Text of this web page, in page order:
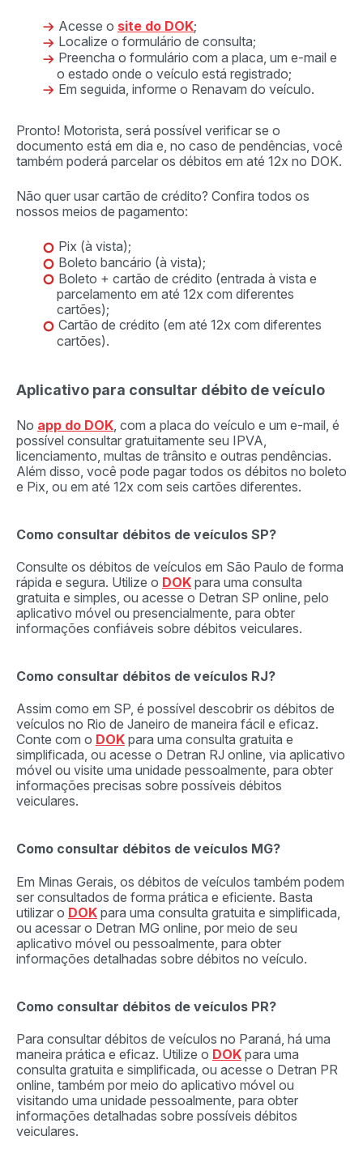
Acesse o site do DOK;
Localize o formulário de consulta;
Preencha o formulário com a placa, um e-mail e
o estado onde o veículo está registrado;
Em seguida, informe o Renavam do veículo.
Pronto! Motorista, será possível verificar se o
documento está em dia e, no caso de pendências, você
também poderá parcelar os débitos em até 12x no DOK.
Não quer usar cartão de crédito? Confira todos os
nossos meios de pagamento:
Pix (à vista);
Boleto bancário (à vista);
Boleto + cartão de crédito (entrada à vista e
parcelamento em até 12x com diferentes
cartões);
Cartão de crédito (em até 12x com diferentes
cartões).
Aplicativo para consultar débito de veículo
No app do DOK , com a placa do veículo e um e-mail, é
possível consultar gratuitamente seu IPVA,
licenciamento, multas de trânsito e outras pendências.
Além disso, você pode pagar todos os débitos no boleto
e Pix, ou em até 12x com seis cartões diferentes.
Como consultar débitos de veículos SP?
Consulte os débitos de veículos em São Paulo de forma
rápida e segura. Utilize o DOK para uma consulta
gratuita e simples, ou acesse o Detran SP online, pelo
aplicativo móvel ou presencialmente, para obter
informações confiáveis sobre débitos veiculares.
Como consultar débitos de veículos RJ?
Assim como em SP, é possível descobrir os débitos de
veículos no Rio de Janeiro de maneira fácil e eficaz.
Conte com o DOK para uma consulta gratuita e
simplificada, ou acesse o Detran RJ online, via aplicativo
móvel ou visite uma unidade pessoalmente, para obter
informações precisas sobre possíveis débitos
veiculares.
Como consultar débitos de veículos MG?
Em Minas Gerais, os débitos de veículos também podem
ser consultados de forma prática e eficiente. Basta
utilizar o DOK para uma consulta gratuita e simplificada,
ou acessar o Detran MG online, por meio de seu
aplicativo móvel ou pessoalmente, para obter
informações detalhadas sobre débitos no veículo.
Como consultar débitos de veículos PR?
Para consultar débitos de veículos no Paraná, há uma
maneira prática e eficaz. Utilize o DOK para uma
consulta gratuita e simplificada, ou acesse o Detran PR
online, também por meio do aplicativo móvel ou
visitando uma unidade pessoalmente, para obter
informações detalhadas sobre possíveis débitos
veiculares.